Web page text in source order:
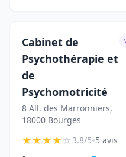
Cabinet de
Psychothérapie et
de
Psychomotricité
8 All. des Marronniers,
18000 Bourges
★★★★☆3.8/5•5 avis